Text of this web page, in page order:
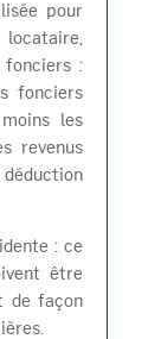
pour
fonciers :
fonciers
les
revenus
: ce
être
de façon